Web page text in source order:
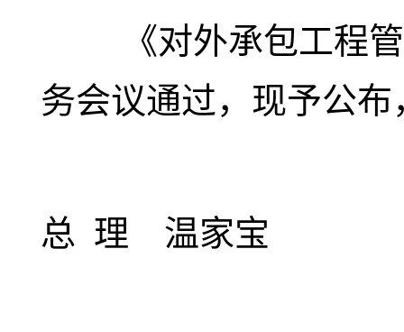
《对外承包工程管
务会议通过，现予公
总 理 温家宝